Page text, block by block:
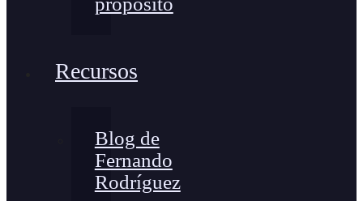
Recursos
Blog de
Fernando
Rodríguez